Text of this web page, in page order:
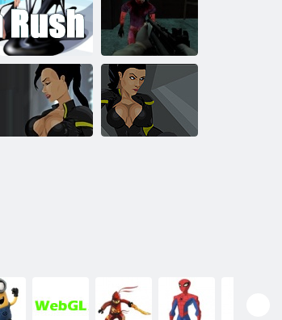
Marvel Spider-
Man Venoms
Vengeance
Venom Zombie
Shooter